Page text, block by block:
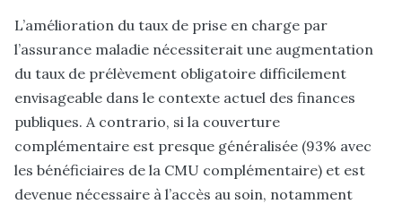
L’amélioration du taux de prise en charge par
l’assurance maladie nécessiterait une augmentation
du taux de prélèvement obligatoire difficilement
envisageable dans le contexte actuel des finances
publiques. A contrario, si la couverture
complémentaire est presque généralisée (93% avec
les bénéficiaires de la CMU complémentaire) et est
devenue nécessaire à l’accès au soin, notamment